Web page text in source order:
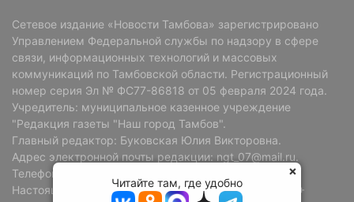
Сетевое издание «Новости Тамбова» зарегистрировано
Управлением Федеральной службы по надзору в сфере
связи, информационных технологий и массовых
коммуникаций по Тамбовской области. Регистрационный
номер серия Эл № ФС77-86818 от 05 февраля 2024 года.
Учредитель: муниципальное казенное учреждение
"Редакция газеты "Наш город Тамбов".
Главный редактор: Буковская Юлия Викторовна.
Адрес электронной почты редакции: ngt_07@mail.ru.
Телефон редакции: +7 (4752) 72-69-37.
Настоящий ресурс может содержать материалы 18+
Читайте там, где удобно